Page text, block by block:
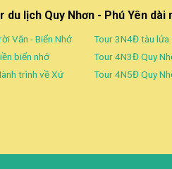
du lịch Quy Nhơn - Phú Yên dài
Văn - Biển Nhớ
biển nhớ
trình về Xứ
Tour 3N4Đ tàu lửa
Tour 4N3Đ Quy
Tour 4N5Đ Quy